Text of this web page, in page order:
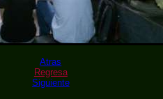
Atras
Regresa
Siguiente